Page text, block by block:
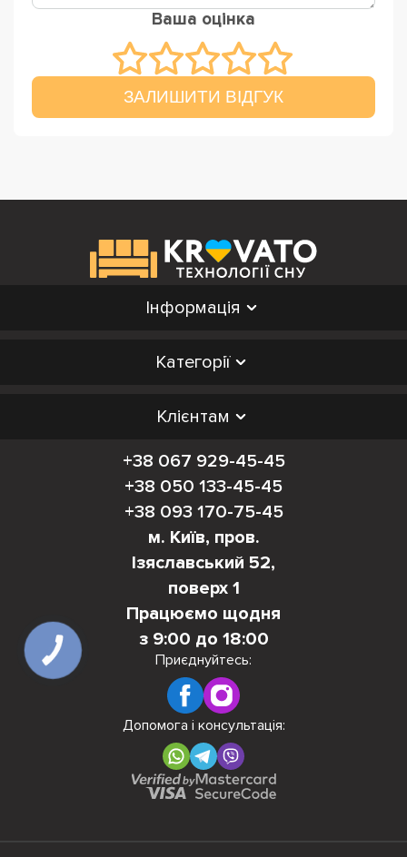
Ваша оцінка
ЗАЛИШИТИ ВІДГУК
Інформація
Категорії
Клієнтам
+38 067 929-45-45
+38 050 133-45-45
+38 093 170-75-45
м. Київ, пров.
Ізяславський 52,
поверх 1
Працюємо щодня
з 9:00 до 18:00
Приєднуйтесь:
Допомога і консультація:
КНОПКА
ЗВ'ЯЗКУ